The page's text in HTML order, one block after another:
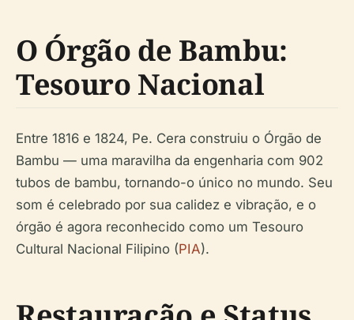
O Órgão de Bambu:
Tesouro Nacional
Entre 1816 e 1824, Pe. Cera construiu o Órgão de
Bambu — uma maravilha da engenharia com 902
tubos de bambu, tornando-o único no mundo. Seu
som é celebrado por sua calidez e vibração, e o
órgão é agora reconhecido como um Tesouro
Cultural Nacional Filipino (PIA).